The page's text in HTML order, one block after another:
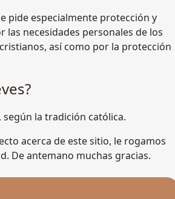
pide especialmente protección y
necesidades personales de los
así como por la protección
según la tradición católica.
acerca de este sitio, le rogamos
De antemano muchas gracias.